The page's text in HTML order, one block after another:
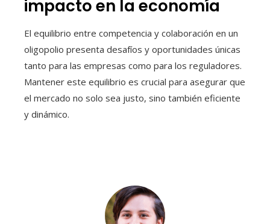
impacto en la economía
El equilibrio entre competencia y colaboración en un
oligopolio presenta desafíos y oportunidades únicas
tanto para las empresas como para los reguladores.
Mantener este equilibrio es crucial para asegurar que
el mercado no solo sea justo, sino también eficiente
y dinámico.